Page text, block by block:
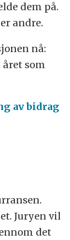
dem på.
andre.
nå:
året som
av bidrag
Juryen vil
det